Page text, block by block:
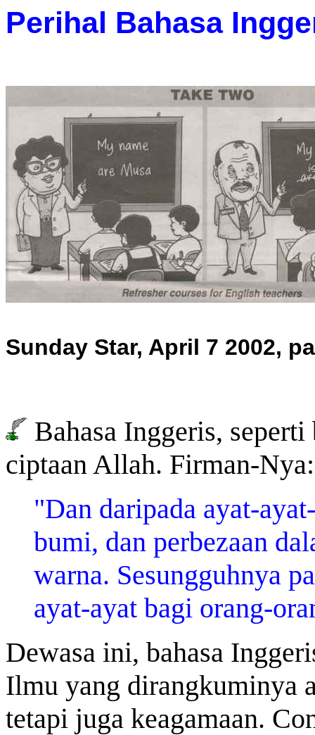
Perihal Bahasa
Sunday Star, April 7 2002,
Bahasa Inggeris, seperti
ciptaan Allah. Firman-Nya:
"Dan daripada ayat-
bumi, dan perbezaan
warna. Sesungguhnya
ayat-ayat bagi orang-
Dewasa ini, bahasa
Ilmu yang dirangkuminya
tetapi juga keagamaan.